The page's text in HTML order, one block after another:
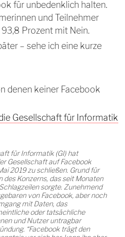
für unbedenklich halten.
und Teilnehmer
Prozent mit Nein.
– sehe ich eine kurze
denen keiner Facebook
Gesellschaft für Informatik
für Informatik (GI) hat
Gesellschaft auf Facebook
2019 zu schließen. Grund für
des Konzerns, das seit Monaten
sorgte. Zunehmend
von Facebook, aber noch
mit Daten, das
oder tatsächliche
und Nutzer untragbar
“Facebook trägt den